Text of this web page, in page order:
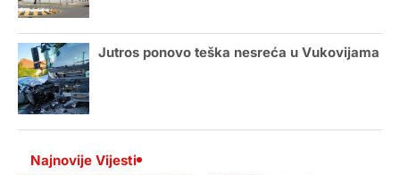
Jutros ponovo teška nesreća u Vukovijama
Najnovije Vijesti